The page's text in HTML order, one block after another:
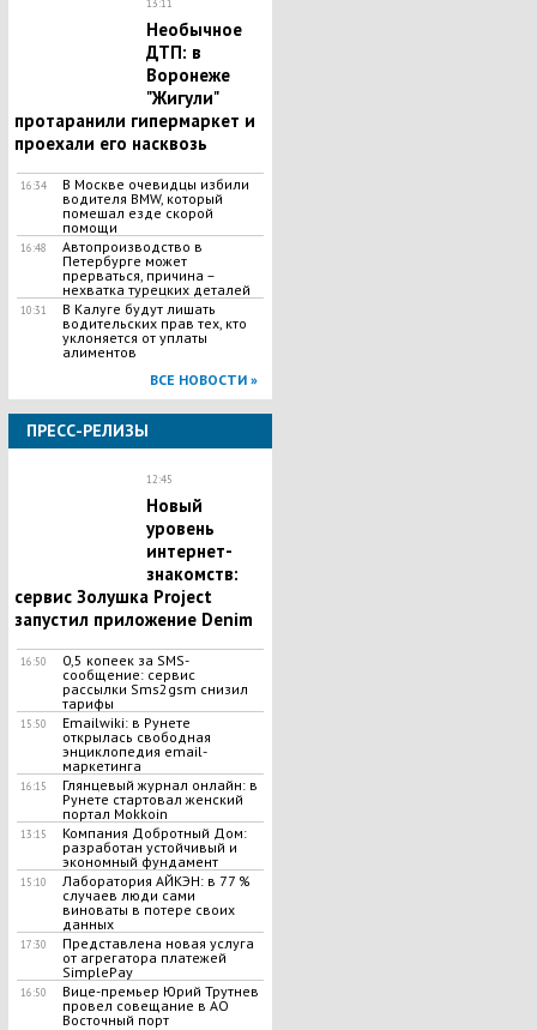
13:11
Необычное
ДТП: в
Воронеже
"Жигули"
протаранили гипермаркет и
проехали его насквозь
16:34
В Москве очевидцы избили
водителя BMW, который
помешал езде скорой
помощи
16:48
Автопроизводство в
Петербурге может
прерваться, причина –
нехватка турецких деталей
10:31
В Калуге будут лишать
водительских прав тех, кто
уклоняется от уплаты
алиментов
ВСЕ НОВОСТИ »
ПРЕСС-РЕЛИЗЫ
12:45
Новый
уровень
интернет-
знакомств:
сервис Золушка Project
запустил приложение Denim
16:50
0,5 копеек за SMS-
сообщение: сервис
рассылки Sms2gsm снизил
тарифы
15:50
Emailwiki: в Рунете
открылась свободная
энциклопедия email-
маркетинга
16:15
Глянцевый журнал онлайн: в
Рунете стартовал женский
портал Mokkoin
13:15
Компания Добротный Дом:
разработан устойчивый и
экономный фундамент
15:10
Лаборатория АЙКЭН: в 77 %
случаев люди сами
виноваты в потере своих
данных
17:30
Представлена новая услуга
от агрегатора платежей
SimplePay
16:50
Вице-премьер Юрий Трутнев
провел совещание в АО
Восточный порт